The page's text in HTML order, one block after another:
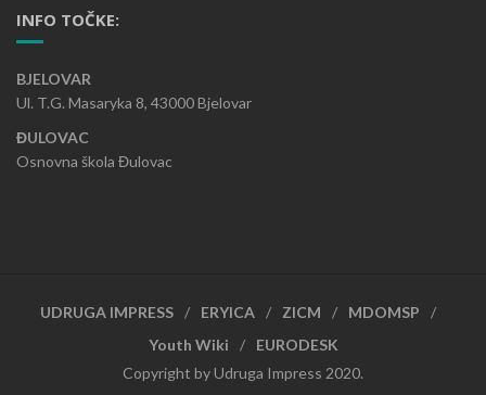
INFO TOČKE:
BJELOVAR
Ul. T.G. Masaryka 8, 43000 Bjelovar
ĐULOVAC
Osnovna škola Đulovac
UDRUGA IMPRESS ERYICA ZICM
MDOMSP
Youth Wiki
EURODESK
Copyright by Udruga Impress 2020.